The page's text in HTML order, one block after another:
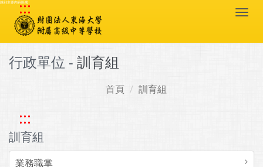
跳到主要內容區塊
:::
行政單位 - 訓育組
首頁 訓育組
:::
訓育組
業務職掌